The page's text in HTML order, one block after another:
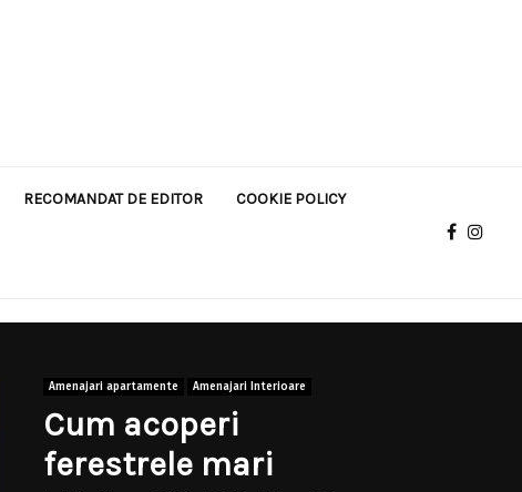
RECOMANDAT DE EDITOR COOKIE POLICY
Amenajari apartamente Amenajari Interioare
Cum acoperi
ferestrele mari